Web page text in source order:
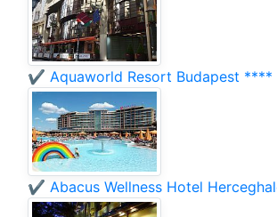
✔️ Aquaworld Resort Budapest ****
✔️ Abacus Wellness Hotel